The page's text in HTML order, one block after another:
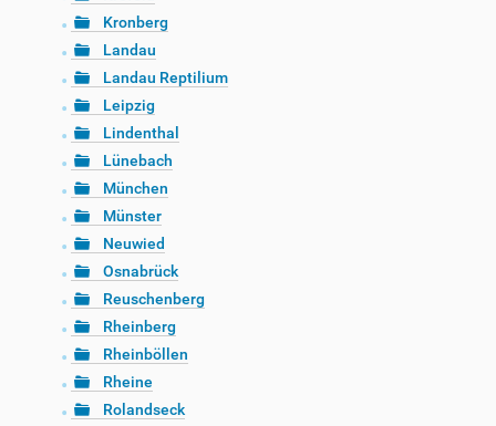
Kronberg
Landau
Landau Reptilium
Leipzig
Lindenthal
Lünebach
München
Münster
Neuwied
Osnabrück
Reuschenberg
Rheinberg
Rheinböllen
Rheine
Rolandseck